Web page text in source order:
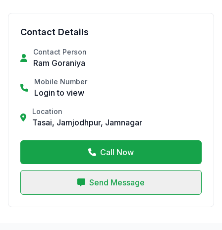
Contact Details
Contact Person
Ram Goraniya
Mobile Number
Login to view
Location
Tasai, Jamjodhpur, Jamnagar
Call Now
Send Message